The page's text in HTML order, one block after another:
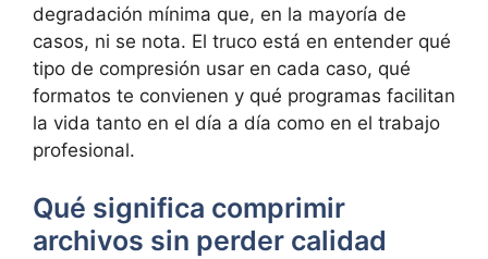
degradación mínima que, en la mayoría de
casos, ni se nota. El truco está en entender qué
tipo de compresión usar en cada caso, qué
formatos te convienen y qué programas facilitan
la vida tanto en el día a día como en el trabajo
profesional.
Qué significa comprimir
archivos sin perder calidad